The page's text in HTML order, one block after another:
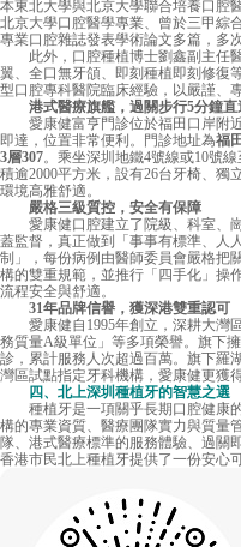
本東北大學與北京大學聯合培養口腔
北京大學口腔醫學專業、曾於三甲綜
專業口腔雜誌發表學術論文多篇，多
此外，口腔種植博士劉鑫副主任醫
翼、全口無牙頜、即刻種植即刻修復
型口腔專科醫院臨床經驗，以嚴謹、
港式醫療旗艦，過關步行5分鐘直
愛康健富亨門診位於福田口岸附
即達，位置非常便利。門診地址為福
3層307。乘坐深圳地鐵4號線或10號
積逾2000平方米，設有26台牙椅、獨
環境高雅舒適。
嚴格三級質控，安全有保障
愛康健口腔建立了院級、科室、崗
蓋監督，真正做到「事事有標準、人
制」，每份病例由醫師委員會嚴格把
構的雙重規範，並推行「四手化」
流程安全與舒適。
31年品牌信譽，獲深港雙重認可
愛康健自1995年創立，深耕大灣
務質量A級單位」等多項榮譽。旗下
診，累計服務人次超過百萬。旗下羅
灣區試點指定牙科機構，愛康健更獲
四、北上深圳種植牙的智慧之選
種植牙是一項關乎長期口腔健康的
構的專業資質、醫療團隊實力與質量
隊、港式醫療標準的服務體驗、過關
香港市民北上種植牙提供了一份安心